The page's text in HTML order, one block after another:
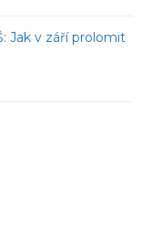
Jak v září prolomit